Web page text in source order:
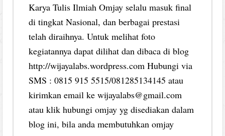
Karya Tulis Ilmiah Omjay selalu masuk final
di tingkat Nasional, dan berbagai prestasi
telah diraihnya. Untuk melihat foto
kegiatannya dapat dilihat dan dibaca di blog
http://wijayalabs.wordpress.com Hubungi via
SMS : 0815 915 5515/081285134145 atau
kirimkan email ke wijayalabs@gmail.com
atau klik hubungi omjay yg disediakan dalam
blog ini, bila anda membutuhkan omjay